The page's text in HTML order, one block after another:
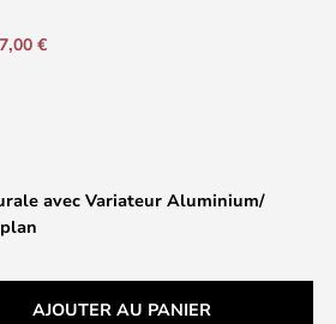
avec Variateur Aluminium/
€
AJOUTER AU PANIER